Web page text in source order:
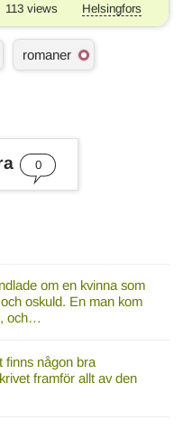
113 views
Helsingfors
romaner
0
om en kvinna som
oskuld. En man kom
och…
finns någon bra
framför allt av den